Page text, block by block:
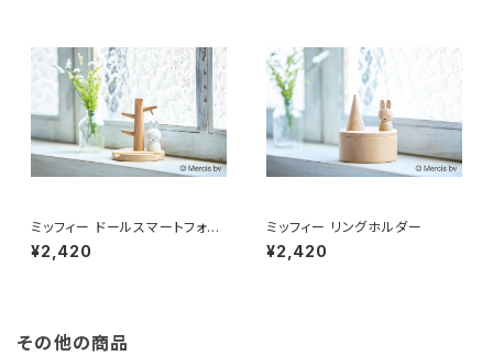
ミッフィー ドールスマートフォン
スタンド
¥2,420
ミッフィー リングホルダー
¥2,420
その他の商品